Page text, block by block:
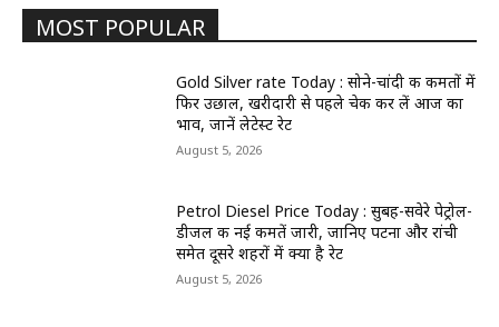
MOST POPULAR
Gold Silver rate Today : सोने-चांदी की कीमतों में
फिर उछाल, खरीदारी से पहले चेक कर लें आज का
भाव, जानें लेटेस्ट रेट
August 5, 2026
Petrol Diesel Price Today : सुबह-सवेरे पेट्रोल-
डीजल की नई कीमतें जारी, जानिए पटना और रांची
समेत दूसरे शहरों में क्या है रेट
August 5, 2026